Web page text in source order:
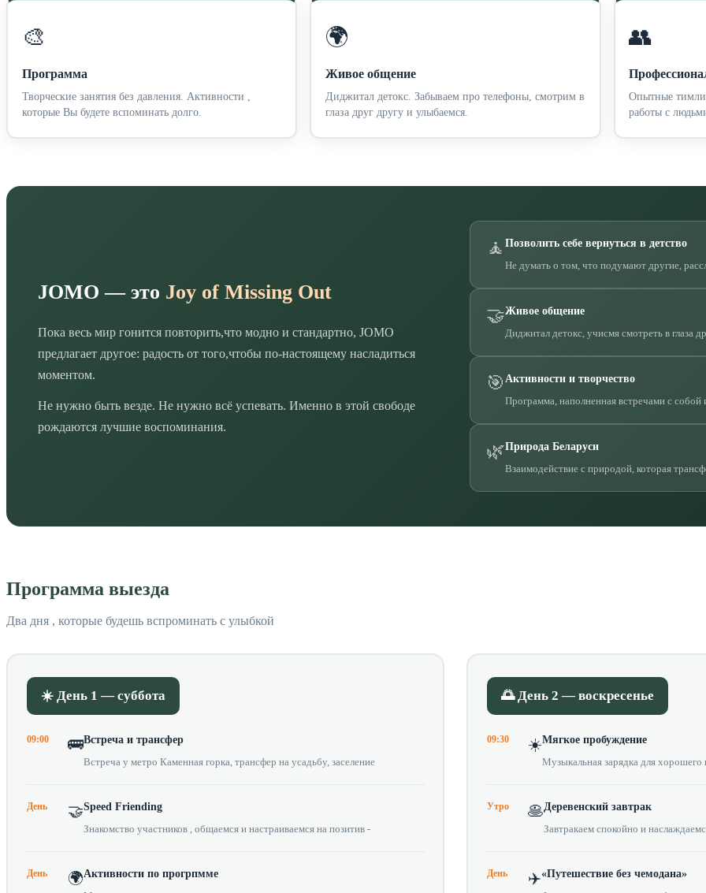
🎨
Программа
Творческие занятия без давления. Активности ,
которые Вы будете вспоминать долго.
🌍
Живое общение
Диджитал детокс. Забываем про телефоны, смотрим в
глаза друг другу и улыбаемся.
👥
Опытные
работы с
JOMO — это Joy of Missing Out
Пока весь мир гонится повторить,что модно и стандартно, JOMO
предлагает другое: радость от того,чтобы по-настоящему насладиться
моментом.
Не нужно быть везде. Не нужно всё успевать. Именно в этой свободе
рождаются лучшие воспоминания.
🧘 Позволить себе вернуться в детство
Не думать о том, что подумают другие,
🤝Живое общение
Диджитал детокс, учисмя смотреть в глаза
🎯 Активности и творчество
Программа, наполненная встречами с
🌿Природа Беларуси
Взаимодействие с природой, которая
Программа выезда
Два дня , которые будешь вспроминать с улыбкой
☀️ День 1 — суббота
09:00 🚌Встреча и трансфер
Встреча у метро Каменная горка, трансфер на усадьбу, заселение
День 🤝Speed Friending
Знакомство участников , общаемся и настраиваемся на позитив -
День 🌍Активности по прогрпмме
🌅 День 2 — воскресенье
09:30 ☀️Мягкое пробуждение
Музыкальная зарядка для хорошего
Утро 🥞Деревенский завтрак
Завтракаем спокойно и
День ✈️«Путешествие без чемодана»